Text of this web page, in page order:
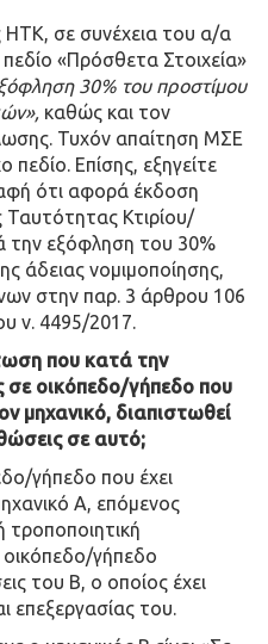
ΗΤΚ, σε συνέχεια του α/α
«Πρόσθετα Στοιχεία»
30% του προστίμου
καθώς και τον
Τυχόν απαίτηση ΜΣΕ
πεδίο. Επίσης, εξηγείτε
ότι αφορά έκδοση
Ταυτότητας Κτιρίου/
την εξόφληση του 30%
άδειας νομιμοποίησης,
στην παρ. 3 άρθρου 106
ν. 4495/2017.
που κατά την
σε οικόπεδο/γήπεδο που
μηχανικό, διαπιστωθεί
σε αυτό;
γήπεδο που έχει
Α, επόμενος
τροποποιητική
οικόπεδο/γήπεδο
του Β, ο οποίος έχει
επεξεργασίας του.